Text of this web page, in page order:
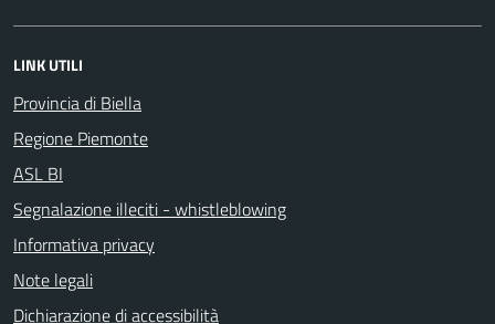
LINK UTILI
Provincia di Biella
Regione Piemonte
ASL BI
Segnalazione illeciti - whistleblowing
Informativa privacy
Note legali
Dichiarazione di accessibilità